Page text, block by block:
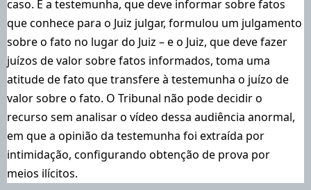
caso. E a testemunha, que deve informar sobre fatos
que conhece para o Juiz julgar, formulou um julgamento
sobre o fato no lugar do Juiz – e o Juiz, que deve fazer
juízos de valor sobre fatos informados, toma uma
atitude de fato que transfere à testemunha o juízo de
valor sobre o fato. O Tribunal não pode decidir o
recurso sem analisar o vídeo dessa audiência anormal,
em que a opinião da testemunha foi extraída por
intimidação, configurando obtenção de prova por
meios ilícitos.